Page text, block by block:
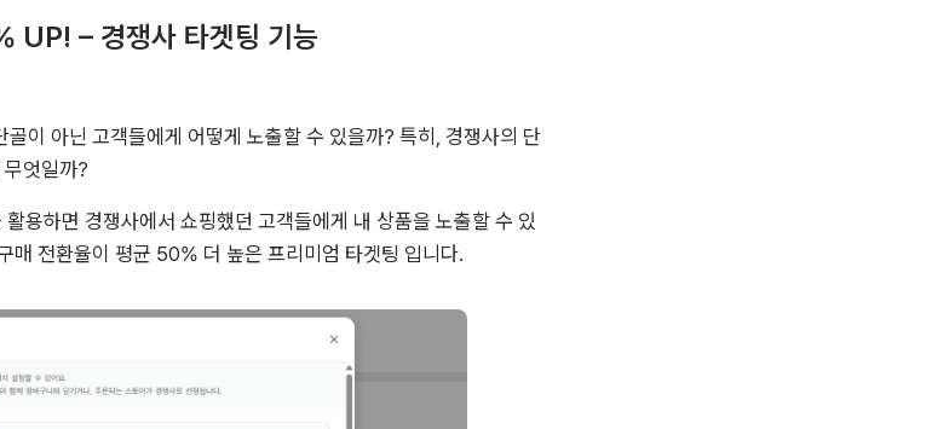
UP! – 경쟁사 타겟팅 기능
이 아닌 고객들에게 어떻게 노출할 수 있을까? 특히, 경쟁사의 단
엇일까?
용하면 경쟁사에서 쇼핑했던 고객들에게 내 상품을 노출할 수 있
매 전환율이 평균 50% 더 높은 프리미엄 타겟팅 입니다.